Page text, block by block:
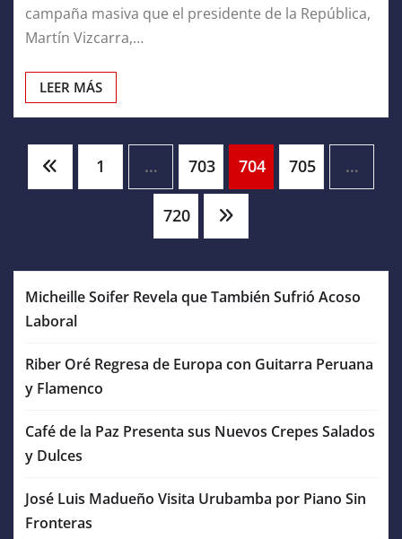
campaña masiva que el presidente de la República,
Martín Vizcarra,…
LEER MÁS
Paginación
entradas
1 … 703 704 705 …
720
Micheille Soifer Revela que También Sufrió Acoso
Laboral
Riber Oré Regresa de Europa con Guitarra Peruana
y Flamenco
Café de la Paz Presenta sus Nuevos Crepes Salados
y Dulces
José Luis Madueño Visita Urubamba por Piano Sin
Fronteras